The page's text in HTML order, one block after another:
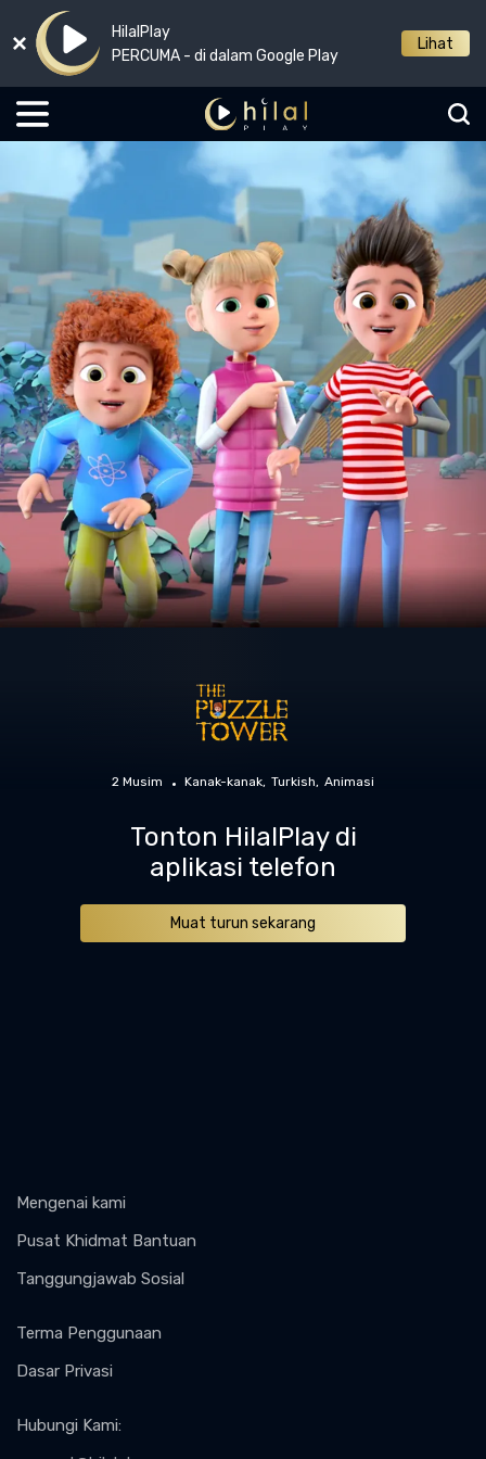
HilalPlay
PERCUMA - di dalam Google Play
Lihat
2 Musim Kanak-kanak Turkish Animasi
Tonton HilalPlay di
aplikasi telefon
Muat turun sekarang
Mengenai kami
Pusat Khidmat Bantuan
Tanggungjawab Sosial
Terma Penggunaan
Dasar Privasi
Hubungi Kami: